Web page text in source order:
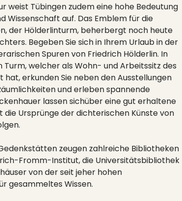
weist Tübingen zudem eine hohe Bedeutung
Wissenschaft auf. Das Emblem für die
der Hölderlinturm, beherbergt noch heute
Begeben Sie sich in Ihrem Urlaub in der
Spuren von Friedrich Hölderlin. In
welcher als Wohn- und Arbeitssitz des
erkunden Sie neben den Ausstellungen
und erleben spannende
lassen sichüber eine gut erhaltene
Ursprünge der dichterischen Künste von
zeugen zahlreiche Bibliotheken
Fromm-Institut, die Universitätsbibliothek
von der seit jeher hohen
gesammeltes Wissen.